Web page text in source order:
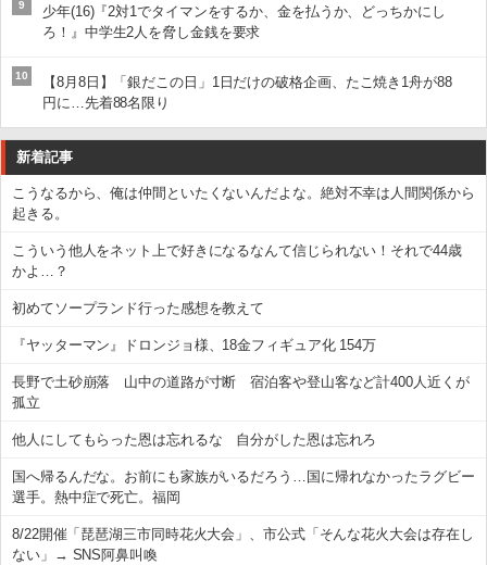
9
少年(16)『2対1でタイマンをするか、金を払うか、どっちかにし
ろ！』中学生2人を脅し金銭を要求
10
【8月8日】「銀だこの日」1日だけの破格企画、たこ焼き1舟が88
円に…先着88名限り
新着記事
こうなるから、俺は仲間といたくないんだよな。絶対不幸は人間関係から
起きる。
こういう他人をネット上で好きになるなんて信じられない！それで44歳
かよ…？
初めてソープランド行った感想を教えて
『ヤッターマン』ドロンジョ様、18金フィギュア化 154万
長野で土砂崩落 山中の道路が寸断 宿泊客や登山客など計400人近くが
孤立
他人にしてもらった恩は忘れるな 自分がした恩は忘れろ
国へ帰るんだな。お前にも家族がいるだろう…国に帰れなかったラグビー
選手。熱中症で死亡。福岡
8/22開催「琵琶湖三市同時花火大会」、市公式「そんな花火大会は存在し
ない」→ SNS阿鼻叫喚